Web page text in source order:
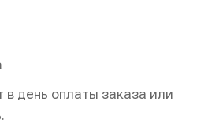
день оплаты заказа или